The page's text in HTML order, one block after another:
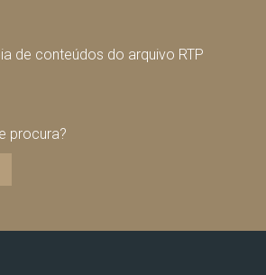
de conteúdos do arquivo RTP
procura?